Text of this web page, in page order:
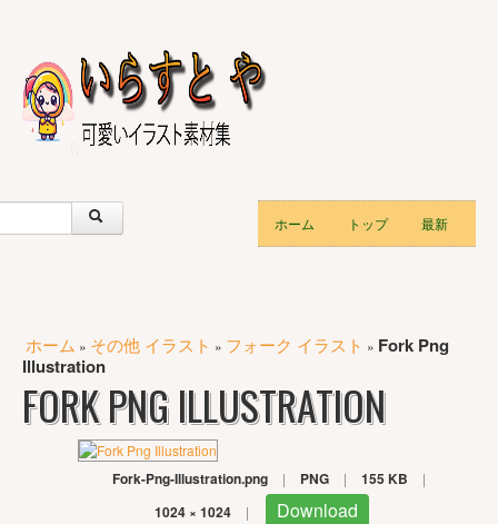
ホーム トップ 最新
ホーム » その他 イラスト » フォーク イラスト » Fork Png
Illustration
FORK PNG ILLUSTRATION
Fork-Png-Illustration.png | PNG | 155 KB |
1024 × 1024 | Download